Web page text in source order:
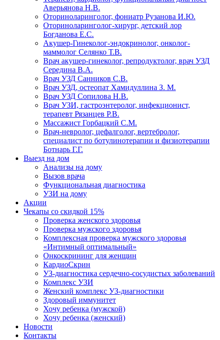
Аверьянова Н.В.
Оториноларинголог, фониатр Рузанова И.Ю.
Оториноларинголог-хирург, детский лор
Богданова Е.С.
Акушер-Гинеколог-эндокринолог, онколог-
маммолог Селянко Т.В.
Врач акушер-гинеколог, репродуктолог, врач УЗД
Середина В.А.
Врач УЗД Санников С.В.
Врач УЗД, остеопат Хамидуллина З. М.
Врач УЗД Сопилова Н.В.
Врач УЗИ, гастроэнтеролог, инфекционист,
терапевт Рязанцев Р.В.
Массажист Горбацкий С.М.
Врач-невролог, цефалголог, вертебролог,
специалист по ботулинотерапии и физиотерапии
Ботнарь Г.Г.
Выезд на дом
Анализы на дому
Вызов врача
Функциональная диагностика
УЗИ на дому
Акции
Чекапы со скидкой 15%
Проверка женского здоровья
Проверка мужского здоровья
Комплексная проверка мужского здоровья
«Интимный оптимальный»
Онкоcкрининг для женщин
КардиоСкрин
УЗ-диагностика сердечно-сосудистых заболеваний
Комплекс УЗИ
Женский комплекс УЗ-диагностики
Здоровый иммунитет
Хочу ребенка (мужской)
Хочу ребенка (женский)
Новости
Контакты